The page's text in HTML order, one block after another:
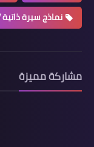
نماذج سيرة ذاتية CV
مشاركة مميزة